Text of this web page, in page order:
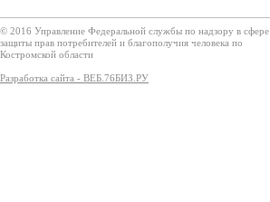
© 2016 Управление Федеральной службы по надзору в сфере
защиты прав потребителей и благополучия человека по
Костромской области
Разработка сайта - ВЕБ.76БИЗ.РУ